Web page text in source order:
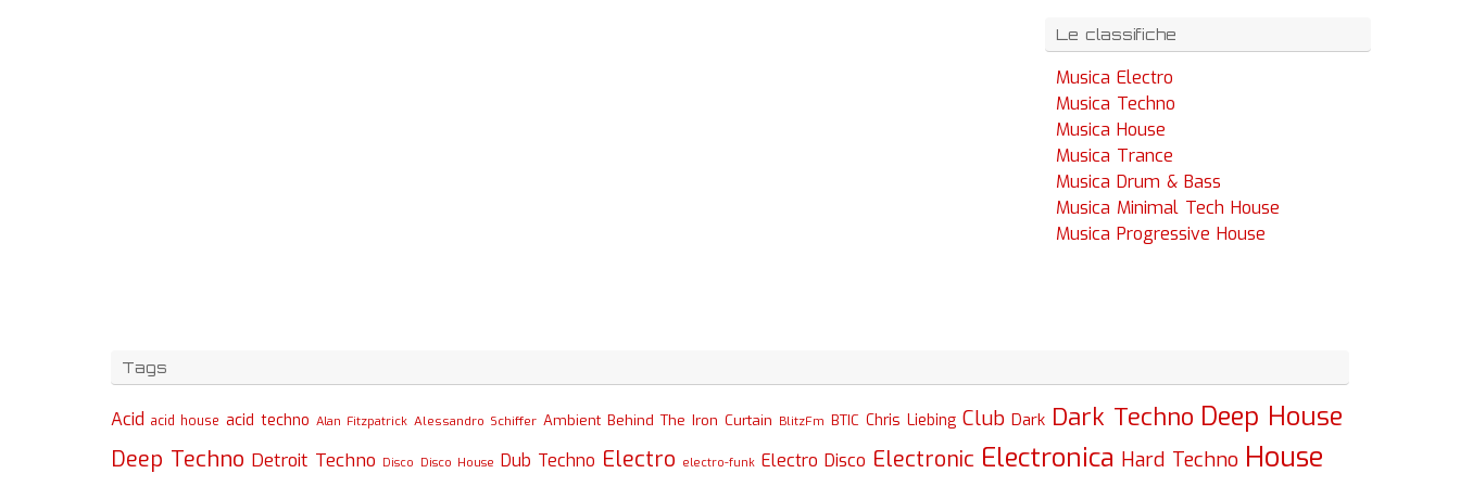
Le classifiche
Musica Electro
Musica Techno
Musica House
Musica Trance
Musica Drum & Bass
Musica Minimal Tech House
Musica Progressive House
Tags
Acid acid house acid techno Alan Fitzpatrick Alessandro Schiffer Ambient Behind The Iron Curtain BlitzFm BTIC Chris Liebing Club Dark Dark Techno Deep House
Deep Techno Detroit Techno Disco Disco House Dub Techno Electro electro-funk Electro Disco Electronic Electronica Hard Techno House